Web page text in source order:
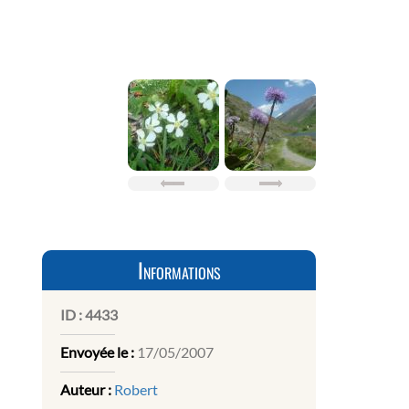
Informations
ID :4433
Envoyée le : 17/05/2007
Auteur : Robert